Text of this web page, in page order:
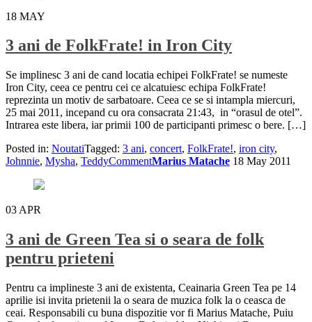
18 MAY
3 ani de FolkFrate! in Iron City
Se implinesc 3 ani de cand locatia echipei FolkFrate! se numeste
Iron City, ceea ce pentru cei ce alcatuiesc echipa FolkFrate!
reprezinta un motiv de sarbatoare. Ceea ce se si intampla miercuri,
25 mai 2011, incepand cu ora consacrata 21:43, in “orasul de otel”.
Intrarea este libera, iar primii 100 de participanti primesc o bere. […]
Posted in: NoutatiTagged: 3 ani, concert, FolkFrate!, iron city,
Johnnie, Mysha, TeddyCommentMarius Matache 18 May 2011
03 APR
3 ani de Green Tea si o seara de folk
pentru prieteni
Pentru ca implineste 3 ani de existenta, Ceainaria Green Tea pe 14
aprilie isi invita prietenii la o seara de muzica folk la o ceasca de
ceai. Responsabili cu buna dispozitie vor fi Marius Matache, Puiu